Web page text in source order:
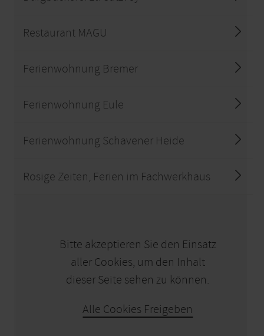
Restaurant MAGU
Ferienwohnung Bremer
Ferienwohnung Eule
Ferienwohnung Schavener Heide
Rosige Zeiten, Ferien im Fachwerkhaus
Bitte akzeptieren Sie den Einsatz
aller Cookies, um den Inhalt
dieser Seite sehen zu können.
Alle Cookies Freigeben